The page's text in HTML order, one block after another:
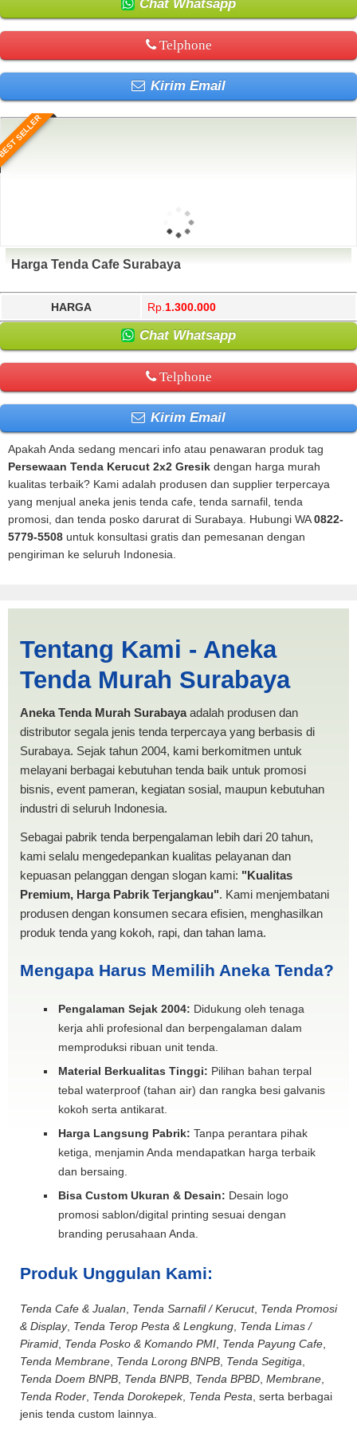
Chat Whatsapp
Telphone
Kirim Email
SELLER
Harga Tenda Cafe Surabaya
HARGA Rp. 1.300.000
Chat Whatsapp
Telphone
Kirim Email
Apakah Anda sedang mencari info atau penawaran produk tag
Persewaan Tenda Kerucut 2x2 Gresik dengan harga murah
kualitas terbaik? Kami adalah produsen dan supplier terpercaya
yang menjual aneka jenis tenda cafe, tenda sarnafil, tenda
promosi, dan tenda posko darurat di Surabaya. Hubungi WA0822-
5779-5508 untuk konsultasi gratis dan pemesanan dengan
pengiriman ke seluruh Indonesia.
2x2 Gresik | PRODUKSI
ANEKA TENDA MURAH
Tentang Kami - Aneka
Tenda Murah Surabaya
Aneka Tenda Murah Surabayaadalah produsen dan
distributor segala jenis tenda terpercaya yang berbasis di
Surabaya. Sejak tahun 2004, kami berkomitmen untuk
melayani berbagai kebutuhan tenda baik untuk promosi
bisnis, event pameran, kegiatan sosial, maupun kebutuhan
industri di seluruh Indonesia.
Sebagai pabrik tenda berpengalaman lebih dari 20 tahun,
kami selalu mengedepankan kualitas pelayanan dan
kepuasan pelanggan dengan slogan kami: "Kualitas
Premium, Harga Pabrik Terjangkau". Kami menjembatani
produsen dengan konsumen secara efisien, menghasilkan
produk tenda yang kokoh, rapi, dan tahan lama.
Mengapa Harus Memilih Aneka Tenda?
Pengalaman Sejak 2004: Didukung oleh tenaga
kerja ahli profesional dan berpengalaman dalam
memproduksi ribuan unit tenda.
Material Berkualitas Tinggi: Pilihan bahan terpal
tebal waterproof (tahan air) dan rangka besi galvanis
kokoh serta antikarat.
Harga Langsung Pabrik: Tanpa perantara pihak
ketiga, menjamin Anda mendapatkan harga terbaik
dan bersaing.
Bisa Custom Ukuran & Desain: Desain logo
promosi sablon/digital printing sesuai dengan
branding perusahaan Anda.
Produk Unggulan Kami:
Tenda Cafe & Jualan Tenda Sarnafil / Kerucut, Tenda Promosi
& Display, Tenda Terop Pesta & Lengkung Tenda Limas /
Piramid Tenda Posko & Komando PMI Tenda Payung Cafe
Tenda Membrane Tenda Lorong BNPB Tenda Segitiga
Tenda Doem BNPB Tenda BNPB Tenda BPBD Membrane
Tenda Roder Tenda Dorokepek, Tenda Pesta , serta berbagai
jenis tenda custom lainnya.